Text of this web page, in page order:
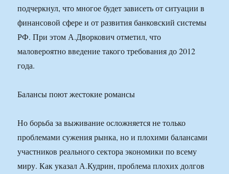
подчеркнул, что многое будет зависеть от ситуации в
финансовой сфере и от развития банковский системы
РФ. При этом А.Дворкович отметил, что
маловероятно введение такого требования до 2012
года.
Балансы поют жестокие романсы
Но борьба за выживание осложняется не только
проблемами сужения рынка, но и плохими балансами
участников реального сектора экономики по всему
миру. Как указал А.Кудрин, проблема плохих долгов